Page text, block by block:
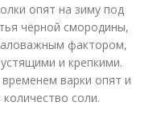
опят на зиму под
чёрной смородины,
фактором,
и крепкими.
варки опят и
соли.